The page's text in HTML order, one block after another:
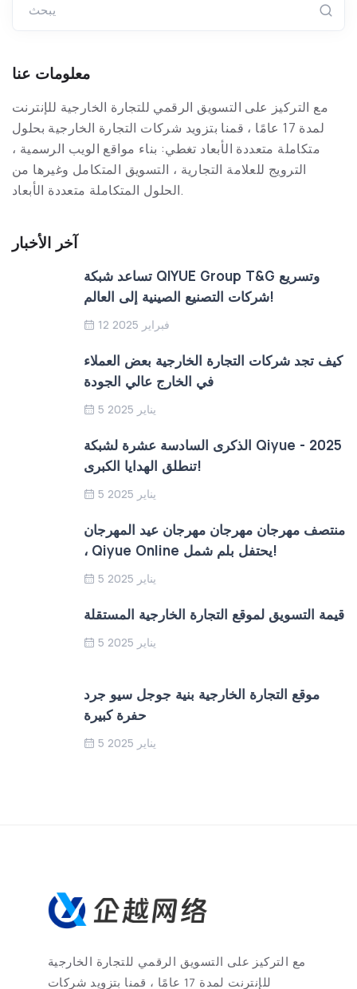
يبحث
معلومات عنا
مع التركيز على التسويق الرقمي للتجارة الخارجية للإنترنت
لمدة 17 عامًا ، قمنا بتزويد شركات التجارة الخارجية بحلول
متكاملة متعددة الأبعاد تغطي: بناء مواقع الويب الرسمية ،
الترويج للعلامة التجارية ، التسويق المتكامل وغيرها من
الحلول المتكاملة متعددة الأبعاد.
آخر الأخبار
تساعد شبكة QIYUE Group T&G وتسريع
شركات التصنيع الصينية إلى العالم!
12 فبراير 2025
كيف تجد شركات التجارة الخارجية بعض العملاء
في الخارج عالي الجودة
5 يناير 2025
الذكرى السادسة عشرة لشبكة Qiyue - 2025
تنطلق الهدايا الكبرى!
5 يناير 2025
منتصف مهرجان مهرجان مهرجان عيد المهرجان
، Qiyue Online يحتفل بلم شمل!
5 يناير 2025
قيمة التسويق لموقع التجارة الخارجية المستقلة
5 يناير 2025
موقع التجارة الخارجية بنية جوجل سيو جرد
حفرة كبيرة
5 يناير 2025
مع التركيز على التسويق الرقمي للتجارة الخارجية
للإنترنت لمدة 17 عامًا ، قمنا بتزويد شركات